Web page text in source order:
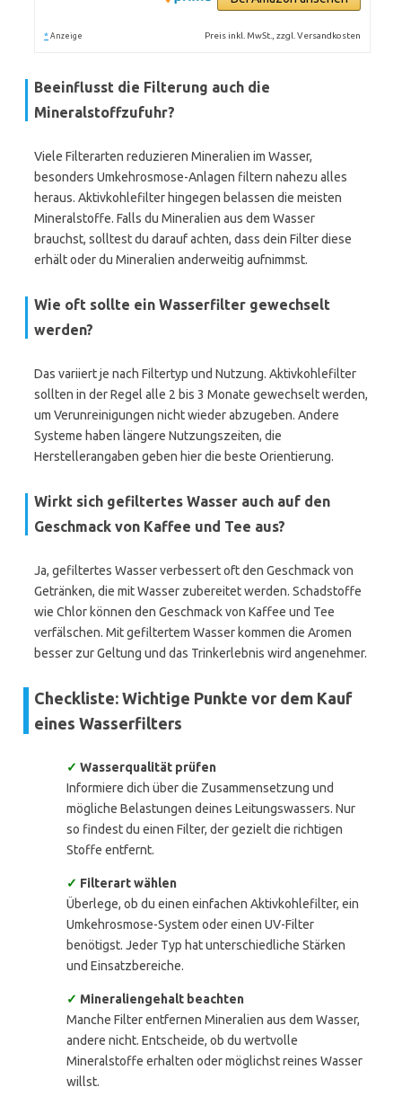
* Anzeige Preis inkl. MwSt., zzgl. Versandkosten
Beeinflusst die Filterung auch die
Mineralstoffzufuhr?
Viele Filterarten reduzieren Mineralien im Wasser,
besonders Umkehrosmose-Anlagen filtern nahezu alles
heraus. Aktivkohlefilter hingegen belassen die meisten
Mineralstoffe. Falls du Mineralien aus dem Wasser
brauchst, solltest du darauf achten, dass dein Filter diese
erhält oder du Mineralien anderweitig aufnimmst.
Wie oft sollte ein Wasserfilter gewechselt
werden?
Das variiert je nach Filtertyp und Nutzung. Aktivkohlefilter
sollten in der Regel alle 2 bis 3 Monate gewechselt werden,
um Verunreinigungen nicht wieder abzugeben. Andere
Systeme haben längere Nutzungszeiten, die
Herstellerangaben geben hier die beste Orientierung.
Wirkt sich gefiltertes Wasser auch auf den
Geschmack von Kaffee und Tee aus?
Ja, gefiltertes Wasser verbessert oft den Geschmack von
Getränken, die mit Wasser zubereitet werden. Schadstoffe
wie Chlor können den Geschmack von Kaffee und Tee
verfälschen. Mit gefiltertem Wasser kommen die Aromen
besser zur Geltung und das Trinkerlebnis wird angenehmer.
Checkliste: Wichtige Punkte vor dem Kauf
eines Wasserfilters
✓ Wasserqualität prüfen
Informiere dich über die Zusammensetzung und
mögliche Belastungen deines Leitungswassers. Nur
so findest du einen Filter, der gezielt die richtigen
Stoffe entfernt.
✓ Filterart wählen
Überlege, ob du einen einfachen Aktivkohlefilter, ein
Umkehrosmose-System oder einen UV-Filter
benötigst. Jeder Typ hat unterschiedliche Stärken
und Einsatzbereiche.
✓ Mineraliengehalt beachten
Manche Filter entfernen Mineralien aus dem Wasser,
andere nicht. Entscheide, ob du wertvolle
Mineralstoffe erhalten oder möglichst reines Wasser
willst.